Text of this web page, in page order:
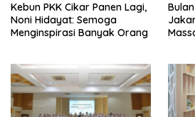
Kebun PKK Cikar Panen Lagi,
Noni Hidayat: Semoga
Menginspirasi Banyak Orang